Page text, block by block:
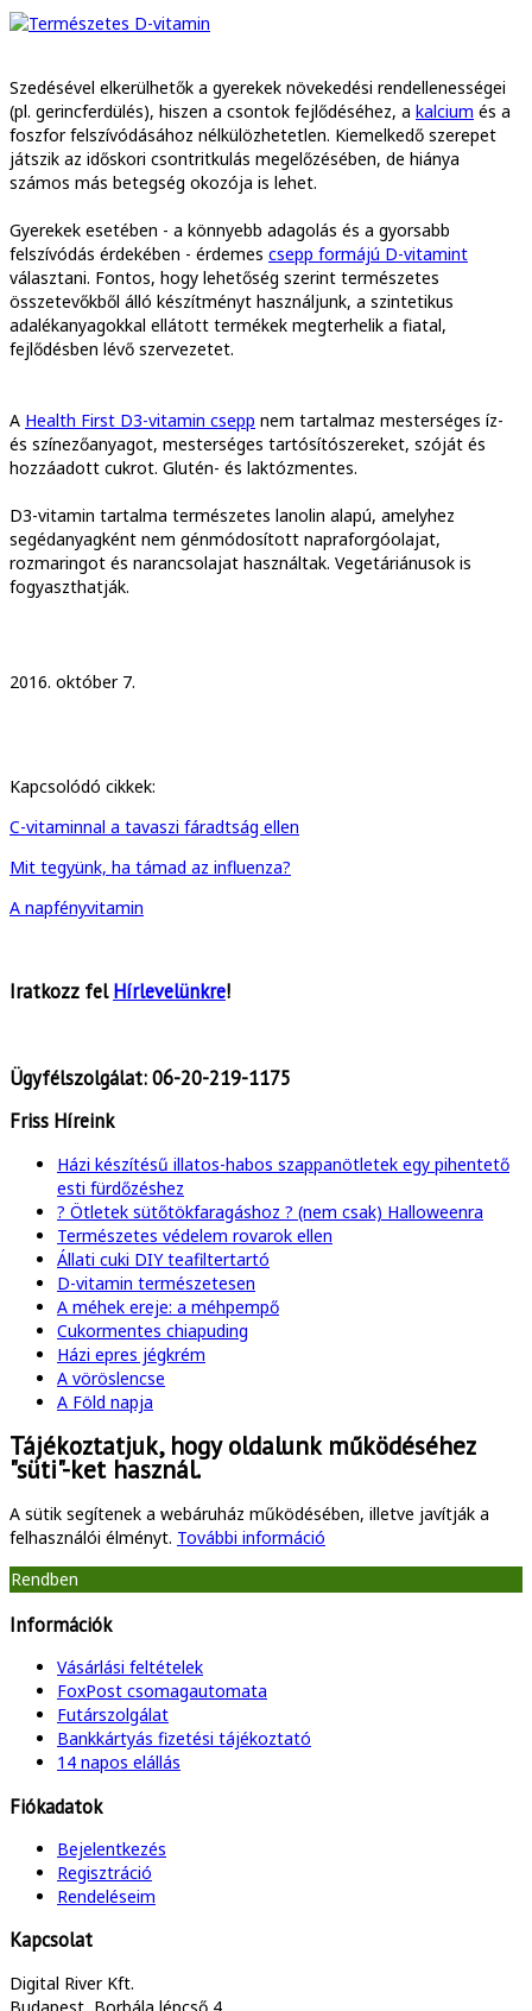
Szedésével elkerülhetők a gyerekek növekedési rendellenességei
(pl. gerincferdülés), hiszen a csontok fejlődéséhez, a kalcium és a
foszfor felszívódásához nélkülözhetetlen. Kiemelkedő szerepet
játszik az időskori csontritkulás megelőzésében, de hiánya
számos más betegség okozója is lehet.
Gyerekek esetében - a könnyebb adagolás és a gyorsabb
felszívódás érdekében - érdemes csepp formájú D-vitamint
választani. Fontos, hogy lehetőség szerint természetes
összetevőkből álló készítményt használjunk, a szintetikus
adalékanyagokkal ellátott termékek megterhelik a fiatal,
fejlődésben lévő szervezetet.
A Health First D3-vitamin csepp nem tartalmaz mesterséges íz-
és színezőanyagot, mesterséges tartósítószereket, szóját és
hozzáadott cukrot. Glutén- és laktózmentes.
D3-vitamin tartalma természetes lanolin alapú, amelyhez
segédanyagként nem génmódosított napraforgóolajat,
rozmaringot és narancsolajat használtak. Vegetáriánusok is
fogyaszthatják.
2016. október 7.
Kapcsolódó cikkek:
C-vitaminnal a tavaszi fáradtság ellen
Mit tegyünk, ha támad az influenza?
A napfényvitamin
Iratkozz felHírlevelünkre!
Ügyfélszolgálat:06-20-219-1175
Friss Híreink
Házi készítésű illatos-habos szappanötletek egy pihentető
esti fürdőzéshez
? Ötletek sütőtökfaragáshoz ? (nem csak) Halloweenra
Természetes védelem rovarok ellen
Állati cuki DIY teafiltertartó
D-vitamin természetesen
A méhek ereje: a méhpempő
Cukormentes chiapuding
Házi epres jégkrém
A vöröslencse
A Föld napja
Tájékoztatjuk, hogy oldalunk működéséhez
"süti"-ket használ.
A sütik segítenek a webáruház működésében, illetve javítják a
felhasználói élményt. További információ
Rendben
Információk
Vásárlási feltételek
FoxPost csomagautomata
Futárszolgálat
Bankkártyás fizetési tájékoztató
14 napos elállás
Fiókadatok
Bejelentkezés
Regisztráció
Rendeléseim
Kapcsolat
Digital River Kft.